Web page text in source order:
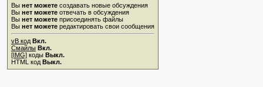
Вы нет можете создавать новые обсуждения
Вы нет можете отвечать в обсуждения
Вы нет можете присоединять файлы
Вы нет можете редактировать свои сообщения
vB код Вкл.
Смайлы Вкл.
[IMG] коды Выкл.
HTML код Выкл.